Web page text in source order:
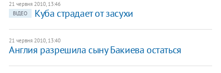
21 червня 2010, 13:46
ВІДЕО
Куба страдает от засухи
21 червня 2010, 13:40
Англия разрешила сыну Бакиева остаться